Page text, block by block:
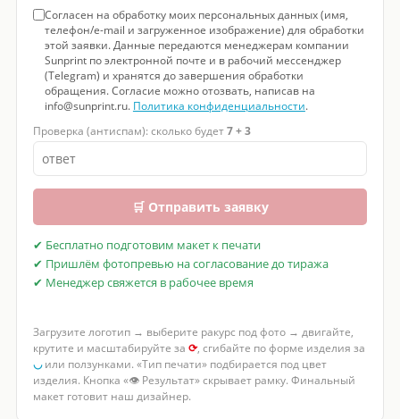
Согласен на обработку моих персональных данных (имя,
телефон/e-mail и загруженное изображение) для обработки
этой заявки. Данные передаются менеджерам компании
Sunprint по электронной почте и в рабочий мессенджер
(Telegram) и хранятся до завершения обработки
обращения. Согласие можно отозвать, написав на
info@sunprint.ru. Политика конфиденциальности.
Проверка (антиспам): сколько будет7 + 3
🛒 Отправить заявку
✔ Бесплатно подготовим макет к печати
✔ Пришлём фотопревью на согласование до тиража
✔ Менеджер свяжется в рабочее время
Загрузите логотип → выберите ракурс под фото → двигайте,
крутите и масштабируйте за ⟳, сгибайте по форме изделия за
◡или ползунками. «Тип печати» подбирается под цвет
изделия. Кнопка «👁 Результат» скрывает рамку. Финальный
макет готовит наш дизайнер.